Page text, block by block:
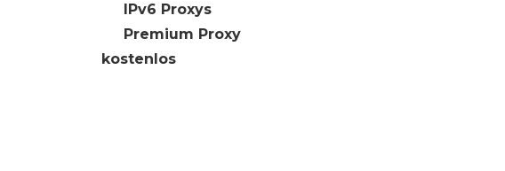
🇩🇪 IPv6 Proxys
⭐ Premium Proxy
kostenlos